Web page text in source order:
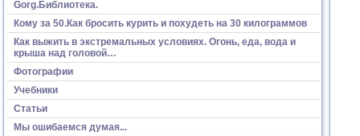
Gorg.Библиотека.
Кому за 50.Как бросить курить и похудеть на 30 килограммов
Как выжить в экстремальных условиях. Огонь, еда, вода и
крыша над головой…
Фотографии
Учебники
Статьи
Мы ошибаемся думая...